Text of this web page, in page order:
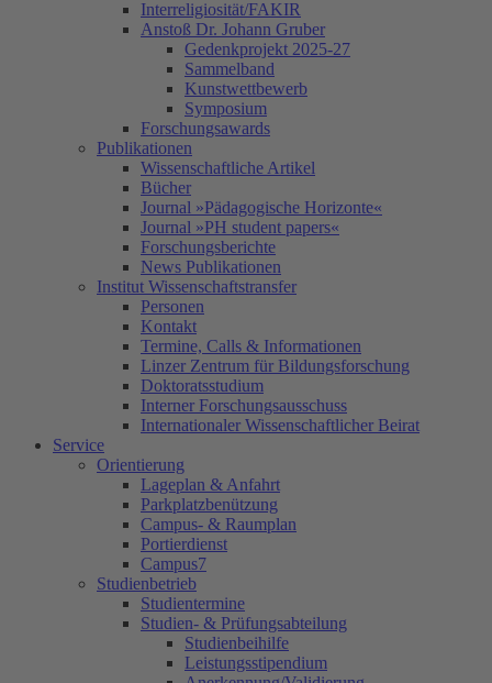
Interreligiosität/FAKIR
Anstoß Dr. Johann Gruber
Gedenkprojekt 2025-27
Sammelband
Kunstwettbewerb
Symposium
Forschungsawards
Publikationen
Wissenschaftliche Artikel
Bücher
Journal »Pädagogische Horizonte«
Journal »PH student papers«
Forschungsberichte
News Publikationen
Institut Wissenschaftstransfer
Personen
Kontakt
Termine, Calls & Informationen
Linzer Zentrum für Bildungsforschung
Doktoratsstudium
Interner Forschungsausschuss
Internationaler Wissenschaftlicher Beirat
Service
Orientierung
Lageplan & Anfahrt
Parkplatzbenützung
Campus- & Raumplan
Portierdienst
Campus7
Studienbetrieb
Studientermine
Studien- & Prüfungsabteilung
Studienbeihilfe
Leistungsstipendium